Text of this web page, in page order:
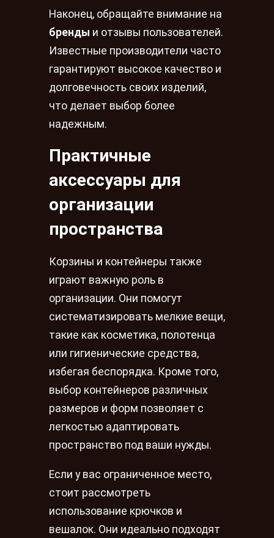
Наконец, обращайте внимание на
бренды и отзывы пользователей.
Известные производители часто
гарантируют высокое качество и
долговечность своих изделий,
что делает выбор более
надежным.
Практичные
аксессуары для
организации
пространства
Корзины и контейнеры также
играют важную роль в
организации. Они помогут
систематизировать мелкие вещи,
такие как косметика, полотенца
или гигиенические средства,
избегая беспорядка. Кроме того,
выбор контейнеров различных
размеров и форм позволяет с
легкостью адаптировать
пространство под ваши нужды.
Если у вас ограниченное место,
стоит рассмотреть
использование крючков и
вешалок. Они идеально подходят